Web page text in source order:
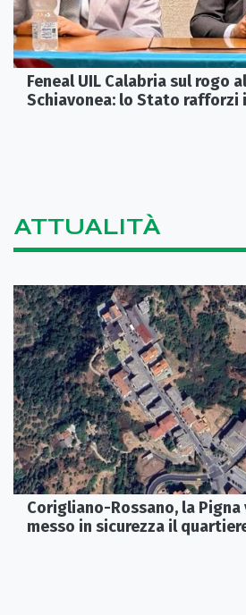
Feneal UIL Calabria sul rogo
Schiavonea: lo Stato
ATTUALITÀ
Corigliano-Rossano, la
messo in sicurezza il